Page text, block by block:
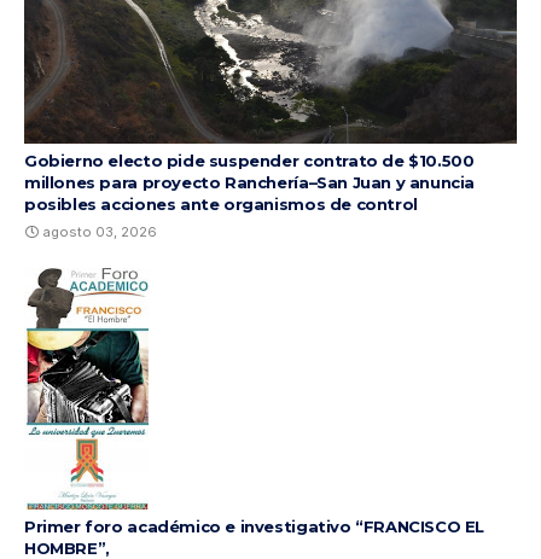
Gobierno electo pide suspender contrato de $10.500
millones para proyecto Ranchería–San Juan y anuncia
posibles acciones ante organismos de control
agosto 03, 2026
Primer foro académico e investigativo “FRANCISCO EL
HOMBRE”,